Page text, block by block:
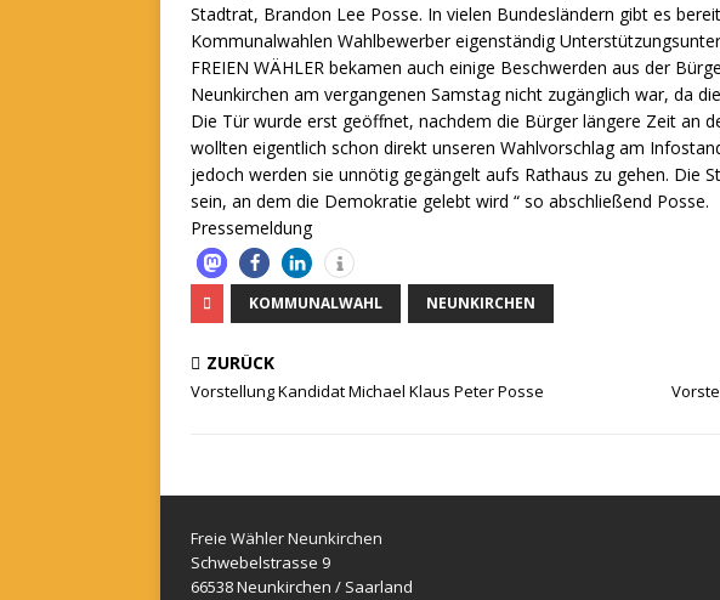
Stadtrat, Brandon Lee Posse. In vielen Bundesländern gibt es
Kommunalwahlen Wahlbewerber eigenständig
FREIEN WÄHLER bekamen auch einige Beschwerden aus der
Neunkirchen am vergangenen Samstag nicht zugänglich war, da
Die Tür wurde erst geöffnet, nachdem die Bürger längere Zeit an
wollten eigentlich schon direkt unseren Wahlvorschlag am
jedoch werden sie unnötig gegängelt aufs Rathaus zu gehen. Die
sein, an dem die Demokratie gelebt wird “ so abschließend Posse.
Pressemeldung
KOMMUNALWAHL NEUNKIRCHEN
ZURÜCK
Vorstellung Kandidat Michael Klaus Peter Posse
Freie Wähler Neunkirchen
Schwebelstrasse 9
66538 Neunkirchen / Saarland